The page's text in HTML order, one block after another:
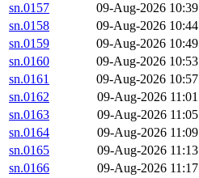
sn.0157
09-Aug-2026 10:39
sn.0158
09-Aug-2026 10:44
sn.0159
09-Aug-2026 10:49
sn.0160
09-Aug-2026 10:53
sn.0161
09-Aug-2026 10:57
sn.0162
09-Aug-2026 11:01
sn.0163
09-Aug-2026 11:05
sn.0164
09-Aug-2026 11:09
sn.0165
09-Aug-2026 11:13
sn.0166
09-Aug-2026 11:17